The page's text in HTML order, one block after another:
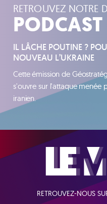
RETROUVEZ NOTRE
PODCAST
IL LÂCHE POUTINE ?
NOUVEAU L’UKRAINE
Cette émission de
s'ouvre sur l'attaque menée
iranien.
RETROUVEZ-NOUS